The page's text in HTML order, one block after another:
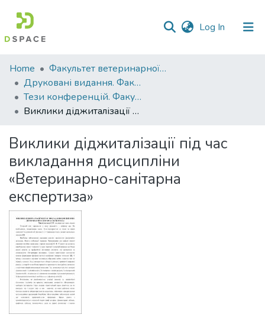
Log In (current)
Communities
&
Collections
All of DSpace
Statistics
Home
Факультет ветеринарної медицини
Друковані видання. Факультет ветеринарної медицини
Тези конференцій. Факультет ветеринарної медицини
Виклики діджиталізації під час викладання дисципліни «Ветеринарно-санітарна експертиза»
Виклики діджиталізації під час
викладання дисципліни
«Ветеринарно-санітарна
експертиза»